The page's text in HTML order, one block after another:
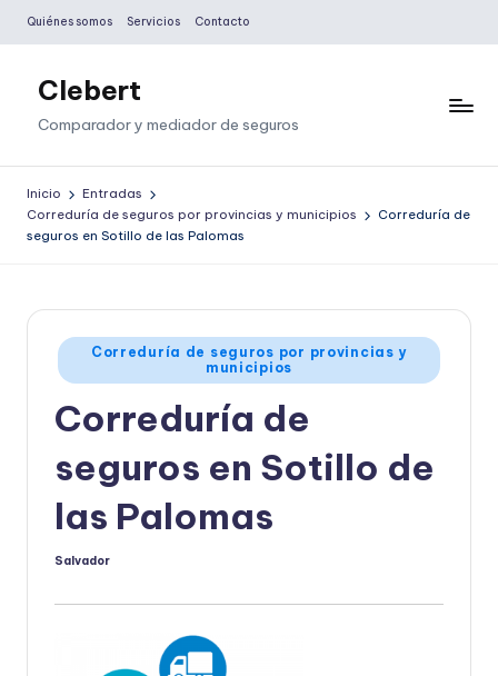
Saltar
contenido
Quiénes somos Servicios Contacto
Clebert
Comparador y mediador de seguros
Inicio
Entradas
Correduría de seguros por provincias y municipios
Correduría de
seguros en Sotillo de las Palomas
Publicado
en
Correduría de seguros por provincias y
municipios
Correduría de
seguros en Sotillo de
las Palomas
Publicado
Salvador